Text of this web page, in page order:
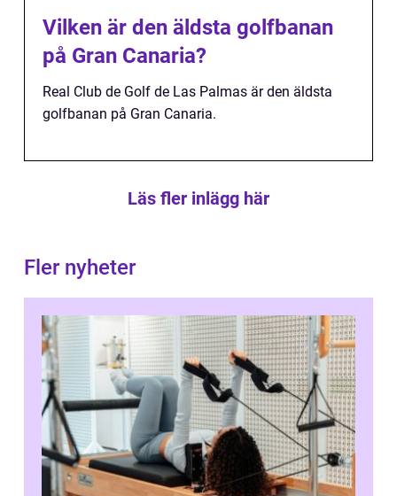
Vilken är den äldsta golfbanan
på Gran Canaria?
Real Club de Golf de Las Palmas är den äldsta
golfbanan på Gran Canaria.
Läs fler inlägg här
Fler nyheter